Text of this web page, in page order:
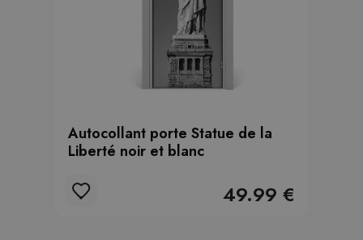
Autocollant porte Statue de la
Liberté noir et blanc
49.99 €